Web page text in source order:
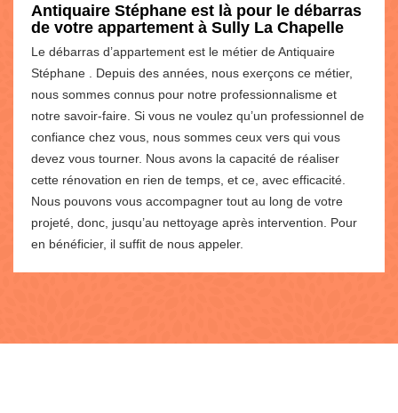
Antiquaire Stéphane est là pour le débarras
de votre appartement à Sully La Chapelle
Le débarras d’appartement est le métier de Antiquaire
Stéphane . Depuis des années, nous exerçons ce métier,
nous sommes connus pour notre professionnalisme et
notre savoir-faire. Si vous ne voulez qu’un professionnel de
confiance chez vous, nous sommes ceux vers qui vous
devez vous tourner. Nous avons la capacité de réaliser
cette rénovation en rien de temps, et ce, avec efficacité.
Nous pouvons vous accompagner tout au long de votre
projeté, donc, jusqu’au nettoyage après intervention. Pour
en bénéficier, il suffit de nous appeler.